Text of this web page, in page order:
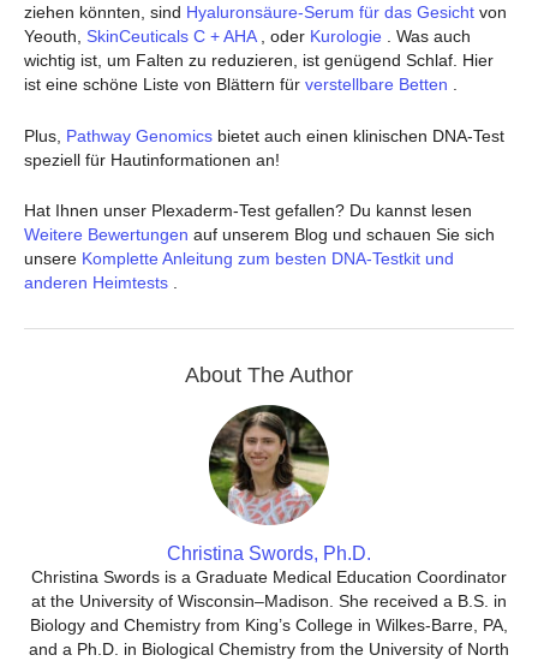
ziehen könnten, sind Hyaluronsäure-Serum für das Gesicht von
Yeouth,
SkinCeuticals C + AHA, oder Kurologie . Was auch
wichtig ist, um Falten zu reduzieren, ist genügend Schlaf. Hier
ist eine schöne Liste von Blättern für verstellbare Betten
Plus, Pathway Genomics bietet auch einen klinischen DNA-Test
speziell für Hautinformationen an!
Hat Ihnen unser Plexaderm-Test gefallen? Du kannst lesen
Weitere Bewertungen auf unserem Blog und schauen Sie sich
unsere Komplette Anleitung zum besten DNA-Testkit und
anderen Heimtests
About The Author
Christina Swords, Ph.D.
Christina Swords is a Graduate Medical Education Coordinator
at the University of Wisconsin–Madison. She received a B.S. in
Biology and Chemistry from King’s College in Wilkes-Barre, PA,
and a Ph.D. in Biological Chemistry from the University of North